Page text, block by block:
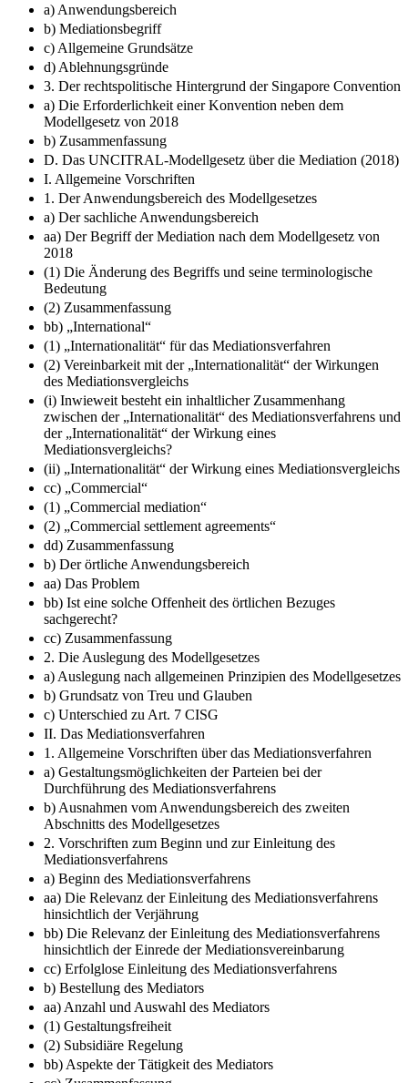
a) Anwendungsbereich
b) Mediationsbegriff
c) Allgemeine Grundsätze
d) Ablehnungsgründe
3. Der rechtspolitische Hintergrund der Singapore Convention
a) Die Erforderlichkeit einer Konvention neben dem
Modellgesetz von 2018
b) Zusammenfassung
D. Das UNCITRAL-Modellgesetz über die Mediation (2018)
I. Allgemeine Vorschriften
1. Der Anwendungsbereich des Modellgesetzes
a) Der sachliche Anwendungsbereich
aa) Der Begriff der Mediation nach dem Modellgesetz von
2018
(1) Die Änderung des Begriffs und seine terminologische
Bedeutung
(2) Zusammenfassung
bb) „International“
(1) „Internationalität“ für das Mediationsverfahren
(2) Vereinbarkeit mit der „Internationalität“ der Wirkungen
des Mediationsvergleichs
(i) Inwieweit besteht ein inhaltlicher Zusammenhang
zwischen der „Internationalität“ des Mediationsverfahrens und
der „Internationalität“ der Wirkung eines
Mediationsvergleichs?
(ii) „Internationalität“ der Wirkung eines Mediationsvergleichs
cc) „Commercial“
(1) „Commercial mediation“
(2) „Commercial settlement agreements“
dd) Zusammenfassung
b) Der örtliche Anwendungsbereich
aa) Das Problem
bb) Ist eine solche Offenheit des örtlichen Bezuges
sachgerecht?
cc) Zusammenfassung
2. Die Auslegung des Modellgesetzes
a) Auslegung nach allgemeinen Prinzipien des Modellgesetzes
b) Grundsatz von Treu und Glauben
c) Unterschied zu Art. 7 CISG
II. Das Mediationsverfahren
1. Allgemeine Vorschriften über das Mediationsverfahren
a) Gestaltungsmöglichkeiten der Parteien bei der
Durchführung des Mediationsverfahrens
b) Ausnahmen vom Anwendungsbereich des zweiten
Abschnitts des Modellgesetzes
2. Vorschriften zum Beginn und zur Einleitung des
Mediationsverfahrens
a) Beginn des Mediationsverfahrens
aa) Die Relevanz der Einleitung des Mediationsverfahrens
hinsichtlich der Verjährung
bb) Die Relevanz der Einleitung des Mediationsverfahrens
hinsichtlich der Einrede der Mediationsvereinbarung
cc) Erfolglose Einleitung des Mediationsverfahrens
b) Bestellung des Mediators
aa) Anzahl und Auswahl des Mediators
(1) Gestaltungsfreiheit
(2) Subsidiäre Regelung
bb) Aspekte der Tätigkeit des Mediators